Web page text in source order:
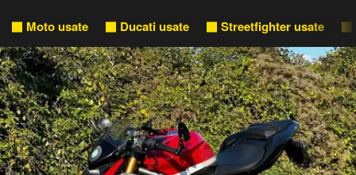
Moto usate Ducati usate Streetfighter usate